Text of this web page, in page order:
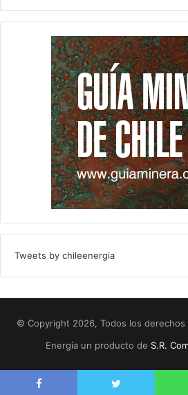
Tweets by chileenergia
© Copyright 2026, Todos los
Energía un producto de S.R.